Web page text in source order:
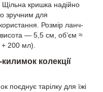
кришка надійно
зручним для
Розмір ланч-
— 5,5 см, об’єм ≈
200 мл).
колекції
поєднує тарілку для їжі